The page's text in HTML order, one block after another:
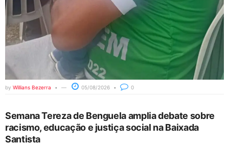
by Willians Bezerra 05/08/2026 0
Semana Tereza de Benguela amplia debate sobre
racismo, educação e justiça social na Baixada
Santista